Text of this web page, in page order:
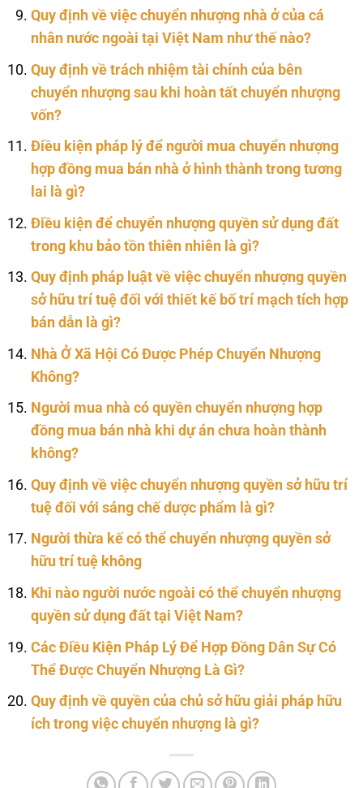
Quy định về việc chuyển nhượng nhà ở của cá
nhân nước ngoài tại Việt Nam như thế nào?
Quy định về trách nhiệm tài chính của bên
chuyển nhượng sau khi hoàn tất chuyển nhượng
vốn?
Điều kiện pháp lý để người mua chuyển nhượng
hợp đồng mua bán nhà ở hình thành trong tương
lai là gì?
Điều kiện để chuyển nhượng quyền sử dụng đất
trong khu bảo tồn thiên nhiên là gì?
Quy định pháp luật về việc chuyển nhượng quyền
sở hữu trí tuệ đối với thiết kế bố trí mạch tích hợp
bán dẫn là gì?
Nhà Ở Xã Hội Có Được Phép Chuyển Nhượng
Không?
Người mua nhà có quyền chuyển nhượng hợp
đồng mua bán nhà khi dự án chưa hoàn thành
không?
Quy định về việc chuyển nhượng quyền sở hữu trí
tuệ đối với sáng chế dược phẩm là gì?
Người thừa kế có thể chuyển nhượng quyền sở
hữu trí tuệ không
Khi nào người nước ngoài có thể chuyển nhượng
quyền sử dụng đất tại Việt Nam?
Các Điều Kiện Pháp Lý Để Hợp Đồng Dân Sự Có
Thể Được Chuyển Nhượng Là Gì?
Quy định về quyền của chủ sở hữu giải pháp hữu
ích trong việc chuyển nhượng là gì?